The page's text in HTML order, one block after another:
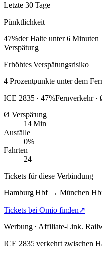
Letzte 30 Tage
Pünktlichkeit
47%der Halte unter 6 Minuten
Verspätung
Erhöhtes Verspätungsrisiko
4 Prozentpunkte unter dem
ICE 2835 · 47%Fernverkehr ·
Ø Verspätung
14 Min
Ausfälle
0%
Fahrten
24
Tickets für diese Verbindung
Hamburg Hbf → München
Tickets bei Omio finden↗
Werbung · Affiliate-Link.
ICE 2835 verkehrt zwischen